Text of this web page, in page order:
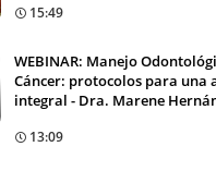
15:49
WEBINAR: Manejo
Cáncer: protocolos para una
integral - Dra. Marene
13:09